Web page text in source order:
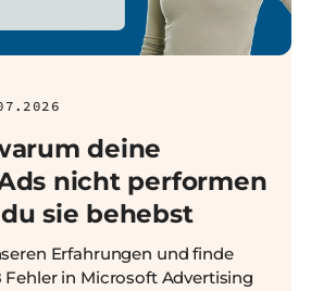
deine
nicht performen
sie behebst
Erfahrungen und finde
Fehler in Microsoft Advertising